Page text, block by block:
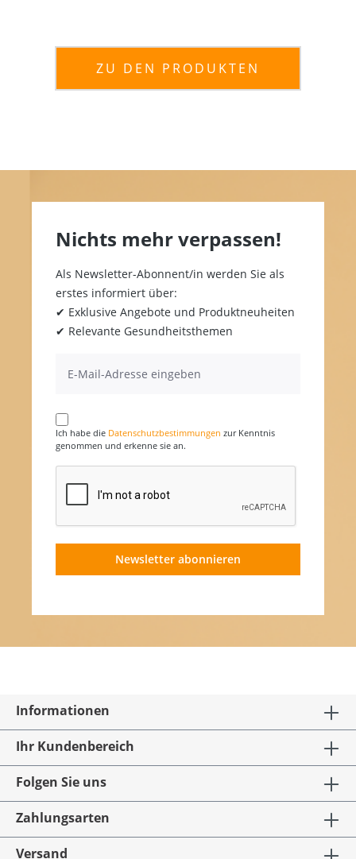
ZU DEN PRODUKTEN
Nichts mehr verpassen!
Als Newsletter-Abonnent/in werden Sie als
erstes informiert über:
✔ Exklusive Angebote und Produktneuheiten
✔ Relevante Gesundheitsthemen
Ich habe die Datenschutzbestimmungen zur Kenntnis
genommen und erkenne sie an.
Newsletter abonnieren
Informationen
Ihr Kundenbereich
Folgen Sie uns
Zahlungsarten
Versand